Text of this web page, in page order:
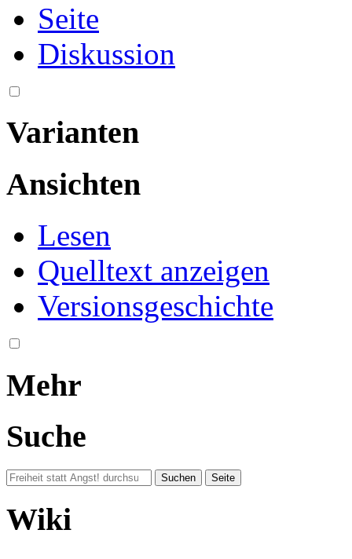
Seite
Diskussion
Varianten
Ansichten
Lesen
Quelltext anzeigen
Versionsgeschichte
Mehr
Suche
Wiki